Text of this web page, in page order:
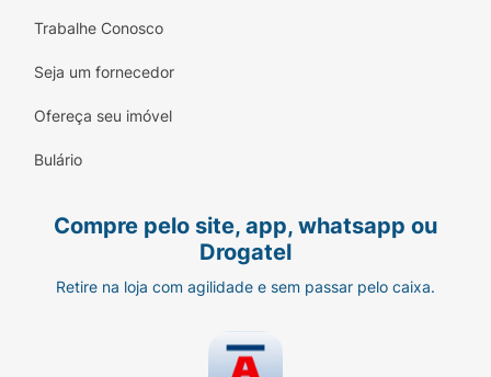
Trabalhe Conosco
Seja um fornecedor
Ofereça seu imóvel
Bulário
Compre pelo site, app, whatsapp ou
Drogatel
Retire na loja com agilidade e sem passar pelo caixa.